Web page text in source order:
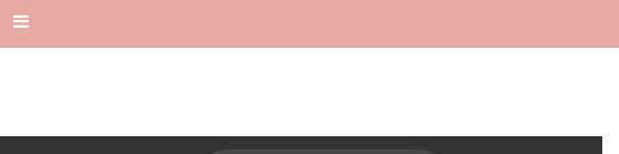
la chaîne 24heureinfo sur WhatsApp
Sidebar (barre latérale)